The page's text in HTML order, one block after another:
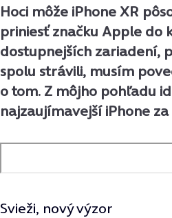
Hoci môže iPhone XR
priniesť značku Apple do
dostupnejších zariadení,
spolu strávili, musím
o tom. Z môjho pohľadu
najzaujímavejší iPhone
Svieži, nový výzor